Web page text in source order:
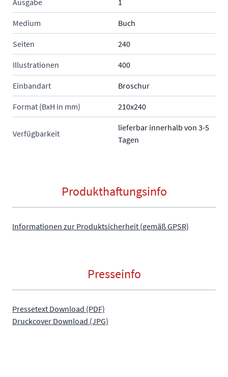
Ausgabe 1
Medium Buch
Seiten 240
Illustrationen 400
Einbandart Broschur
Format (BxH in mm) 210x240
Verfügbarkeit
lieferbar innerhalb von 3-5
Tagen
Produkthaftungsinfo
Informationen zur Produktsicherheit (gemäß GPSR)
Presseinfo
Pressetext Download (PDF)
Druckcover Download (JPG)